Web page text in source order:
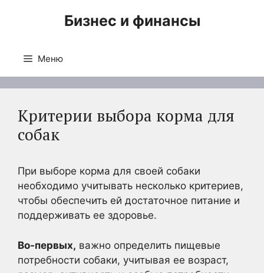
Бизнес и финансы
Меню
Критерии выбора корма для
собак
При выборе корма для своей собаки
необходимо учитывать несколько критериев,
чтобы обеспечить ей достаточное питание и
поддерживать ее здоровье.
Во-первых, важно определить пищевые
потребности собаки, учитывая ее возраст,